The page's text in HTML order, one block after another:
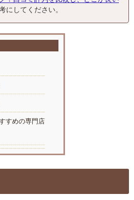
にしてください。
すめの専門店